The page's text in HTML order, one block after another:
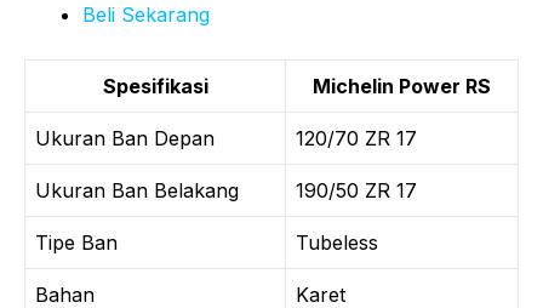
Beli Sekarang
Spesifikasi Michelin Power RS
Ukuran Ban Depan 120/70 ZR 17
Ukuran Ban Belakang 190/50 ZR 17
Tipe Ban Tubeless
Bahan Karet